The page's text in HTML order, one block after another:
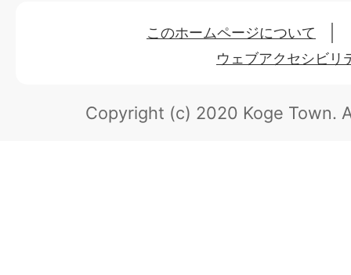
このホームページについて
ウェブアクセシビリ
Copyright (c) 2020 Koge Town.